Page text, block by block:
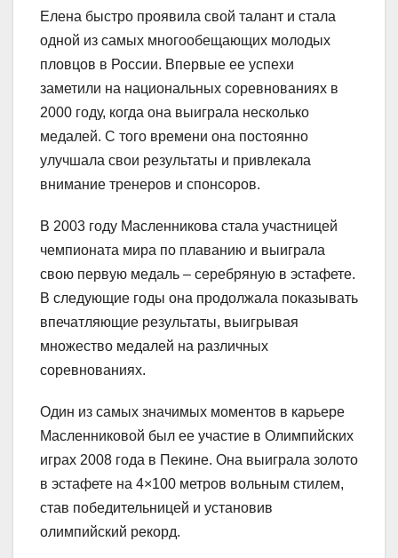
Елена быстро проявила свой талант и стала
одной из самых многообещающих молодых
пловцов в России. Впервые ее успехи
заметили на национальных соревнованиях в
2000 году, когда она выиграла несколько
медалей. С того времени она постоянно
улучшала свои результаты и привлекала
внимание тренеров и спонсоров.
В 2003 году Масленникова стала участницей
чемпионата мира по плаванию и выиграла
свою первую медаль – серебряную в эстафете.
В следующие годы она продолжала показывать
впечатляющие результаты, выигрывая
множество медалей на различных
соревнованиях.
Один из самых значимых моментов в карьере
Масленниковой был ее участие в Олимпийских
играх 2008 года в Пекине. Она выиграла золото
в эстафете на 4×100 метров вольным стилем,
став победительницей и установив
олимпийский рекорд.